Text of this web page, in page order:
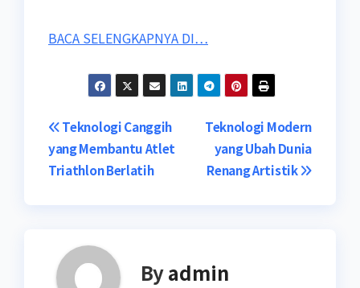
BACA SELENGKAPNYA DI…
Post
navigation
Teknologi Modern
yang Ubah Dunia
Renang Artistik
Teknologi Canggih
yang Membantu Atlet
Triathlon Berlatih
Byadmin